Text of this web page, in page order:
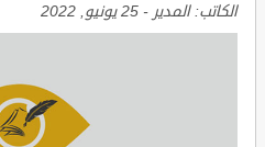
الكاتب:المدير - 25 يونيو, 2022